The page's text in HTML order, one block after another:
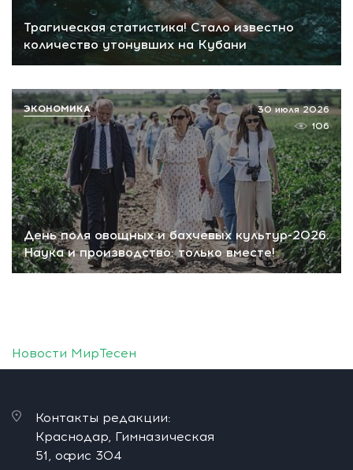
Трагическая статистика! Стало известно
количество утонувших на Кубани
День поля овощных и бахчевых культур-2026.
Наука и производство: только вместе!
30 июля 2026
106
ЭКОНОМИКА
Новости МирТесен
Контакты редакции:
Краснодар, Гимназическая
51, офис 304